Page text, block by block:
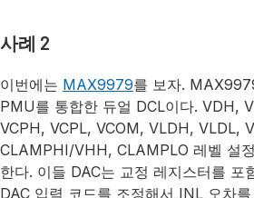
사례 2
이번에는 MAX9979를 보자.
PMU를 통합한 듀얼 DCL이다. VDH,
VCPH, VCPL, VCOM, VLDH, VLDL,
CLAMPHI/VHH, CLAMPLO 레벨 설
한다. 이들 DAC는 교정 레지스터를 포
DAC 입력 코드를 조정해서 INL 오차